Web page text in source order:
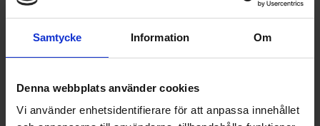
Samtycke Information Om
Denna webbplats använder cookies
Vi använder enhetsidentifierare för att anpassa innehållet